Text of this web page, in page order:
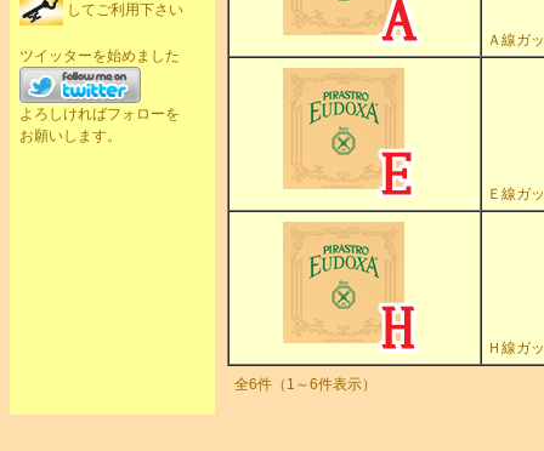
してご利用下さい
ツイッターを始めました
よろしければフォローを
お願いします。
Ａ線ガ
Ｅ線ガ
Ｈ線ガ
全6件（1～6件表示）